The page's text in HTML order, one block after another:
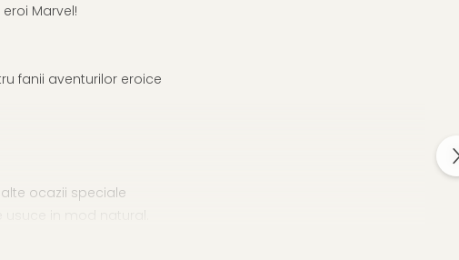
Marvel!
fanii aventurilor eroice
ocazii speciale
usuce in mod natural.